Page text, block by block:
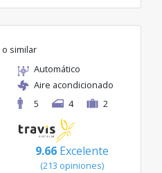
o similar
Automático
Aire acondicionado
5
4 2
9.66 Excelente
(213 opiniones)